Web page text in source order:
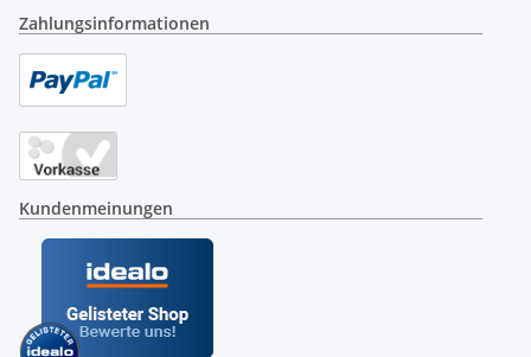
Zahlungsinformationen
Kundenmeinungen